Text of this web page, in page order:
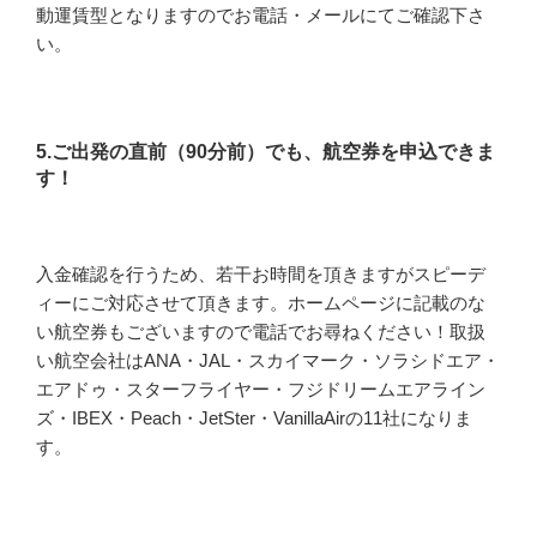
動運賃型となりますのでお電話・メールにてご確認下さ
い。
5.ご出発の直前（90分前）でも、航空券を申込できま
す！
入金確認を行うため、若干お時間を頂きますがスピーデ
ィーにご対応させて頂きます。ホームページに記載のな
い航空券もございますので電話でお尋ねください！取扱
い航空会社はANA・JAL・スカイマーク・ソラシドエア・
エアドゥ・スターフライヤー・フジドリームエアライン
ズ・IBEX・Peach・JetSter・VanillaAirの11社になりま
す。